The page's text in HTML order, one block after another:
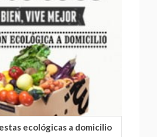
ecológicas a domicilio